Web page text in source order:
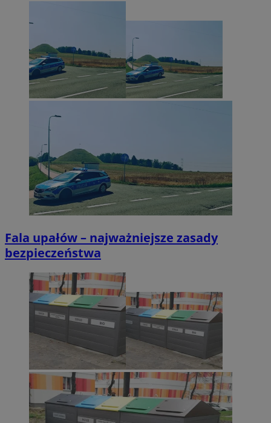
Fala upałów – najważniejsze zasady
bezpieczeństwa